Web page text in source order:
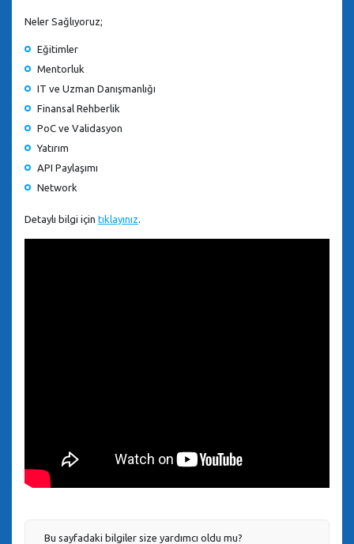
Neler Sağlıyoruz;
Eğitimler
Mentorluk
IT ve Uzman Danışmanlığı
Finansal Rehberlik
PoC ve Validasyon
Yatırım
API Paylaşımı
Network
Detaylı bilgi için tıklayınız
Bu sayfadaki bilgiler size yardımcı oldu mu?